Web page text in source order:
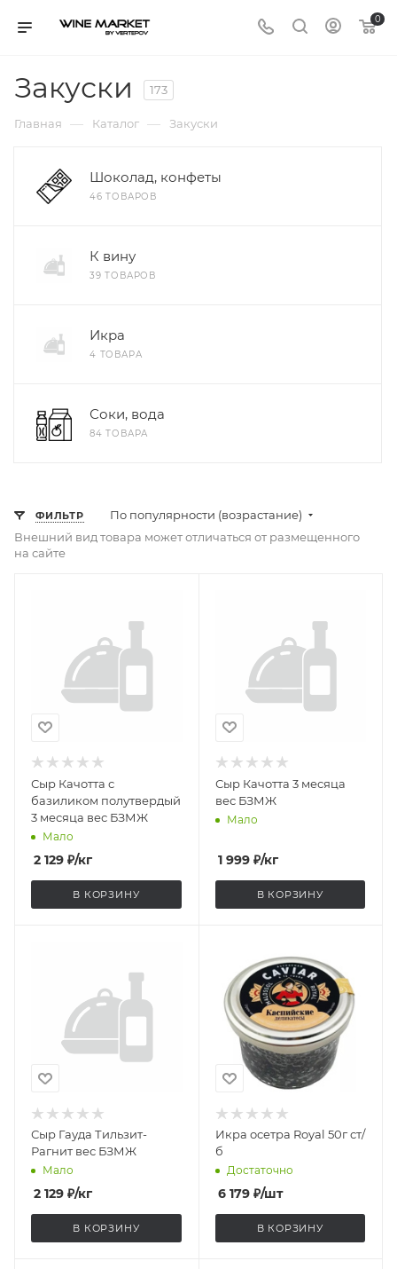
0
Закуски 173
Главная — Каталог — Закуски
Шоколад, конфеты
46 ТОВАРОВ
К вину
39 ТОВАРОВ
Икра
4 ТОВАРА
Соки, вода
84 ТОВАРА
ФИЛЬТР
По популярности (возрастание)
Внешний вид товара может отличаться от размещенного
на сайте
Сыр Качотта с
базиликом полутвердый
3 месяца вес БЗМЖ
Мало
2 129 ₽/кг
В КОРЗИНУ
Сыр Качотта 3 месяца
вес БЗМЖ
Мало
1 999₽/кг
В КОРЗИНУ
Сыр Гауда Тильзит-
Рагнит вес БЗМЖ
Мало
2 129 ₽/кг
В КОРЗИНУ
Икра осетра Royal 50г ст/
б
Достаточно
6 179₽/шт
В КОРЗИНУ